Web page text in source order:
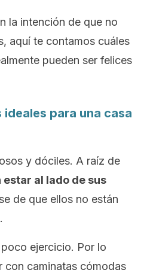
la intención de que no
aquí te contamos cuáles
pueden ser felices
ideales para una casa
y dóciles. A raíz de
al lado de sus
de que ellos no están
ejercicio. Por lo
con caminatas cómodas